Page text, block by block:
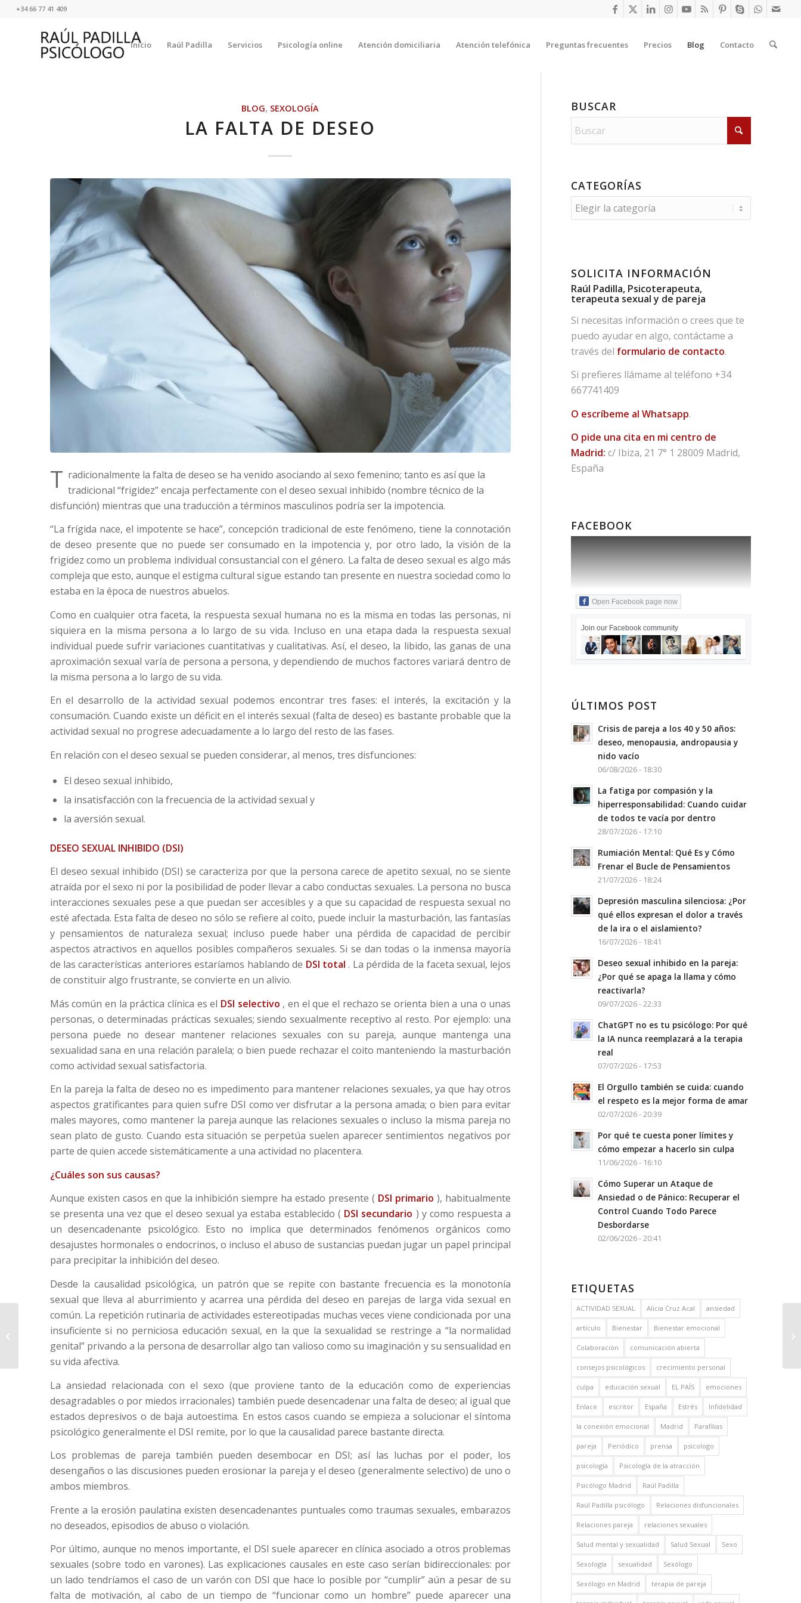
+34 66 77 41 409
Inicio Raúl Padilla Servicios Psicología online Atención domiciliaria Atención telefónica Preguntas frecuentes Precios Blog Contacto
BLOG, SEXOLOGÍA
LA FALTA DE DESEO
T radicionalmente la falta de deseo se ha venido asociando al sexo femenino; tanto es así que la
tradicional “frigidez” encaja perfectamente con el deseo sexual inhibido (nombre técnico de la
disfunción) mientras que una traducción a términos masculinos podría ser la impotencia.
“La frígida nace, el impotente se hace”, concepción tradicional de este fenómeno, tiene la connotación
de deseo presente que no puede ser consumado en la impotencia y, por otro lado, la visión de la
frigidez como un problema individual consustancial con el género. La falta de deseo sexual es algo más
compleja que esto, aunque el estigma cultural sigue estando tan presente en nuestra sociedad como lo
estaba en la época de nuestros abuelos.
Como en cualquier otra faceta, la respuesta sexual humana no es la misma en todas las personas, ni
siquiera en la misma persona a lo largo de su vida. Incluso en una etapa dada la respuesta sexual
individual puede sufrir variaciones cuantitativas y cualitativas. Así, el deseo, la libido, las ganas de una
aproximación sexual varía de persona a persona, y dependiendo de muchos factores variará dentro de
la misma persona a lo largo de su vida.
En el desarrollo de la actividad sexual podemos encontrar tres fases: el interés, la excitación y la
consumación. Cuando existe un déficit en el interés sexual (falta de deseo) es bastante probable que la
actividad sexual no progrese adecuadamente a lo largo del resto de las fases.
En relación con el deseo sexual se pueden considerar, al menos, tres disfunciones:
El deseo sexual inhibido,
la insatisfacción con la frecuencia de la actividad sexual y
la aversión sexual.
DESEO SEXUAL INHIBIDO (DSI)
El deseo sexual inhibido (DSI) se caracteriza por que la persona carece de apetito sexual, no se siente
atraída por el sexo ni por la posibilidad de poder llevar a cabo conductas sexuales. La persona no busca
interacciones sexuales pese a que puedan ser accesibles y a que su capacidad de respuesta sexual no
esté afectada. Esta falta de deseo no sólo se refiere al coito, puede incluir la masturbación, las fantasías
y pensamientos de naturaleza sexual; incluso puede haber una pérdida de capacidad de percibir
aspectos atractivos en aquellos posibles compañeros sexuales. Si se dan todas o la inmensa mayoría
de las características anteriores estaríamos hablando de DSI total. La pérdida de la faceta sexual, lejos
de constituir algo frustrante, se convierte en un alivio.
Más común en la práctica clínica es el DSI selectivo , en el que el rechazo se orienta bien a una o unas
personas, o determinadas prácticas sexuales; siendo sexualmente receptivo al resto. Por ejemplo: una
persona puede no desear mantener relaciones sexuales con su pareja, aunque mantenga una
sexualidad sana en una relación paralela; o bien puede rechazar el coito manteniendo la masturbación
como actividad sexual satisfactoria.
En la pareja la falta de deseo no es impedimento para mantener relaciones sexuales, ya que hay otros
aspectos gratificantes para quien sufre DSI como ver disfrutar a la persona amada; o bien para evitar
males mayores, como mantener la pareja aunque las relaciones sexuales o incluso la misma pareja no
sean plato de gusto. Cuando esta situación se perpetúa suelen aparecer sentimientos negativos por
parte de quien accede sistemáticamente a una actividad no placentera.
¿Cuáles son sus causas?
Aunque existen casos en que la inhibición siempre ha estado presente ( DSI primario), habitualmente
se presenta una vez que el deseo sexual ya estaba establecido ( DSI secundario ) y como respuesta a
un desencadenante psicológico. Esto no implica que determinados fenómenos orgánicos como
desajustes hormonales o endocrinos, o incluso el abuso de sustancias puedan jugar un papel principal
para precipitar la inhibición del deseo.
Desde la causalidad psicológica, un patrón que se repite con bastante frecuencia es la monotonía
sexual que lleva al aburrimiento y acarrea una pérdida del deseo en parejas de larga vida sexual en
común. La repetición rutinaria de actividades estereotipadas muchas veces viene condicionada por una
insuficiente si no perniciosa educación sexual, en la que la sexualidad se restringe a “la normalidad
genital” privando a la persona de desarrollar algo tan valioso como su imaginación y su sensualidad en
su vida afectiva.
La ansiedad relacionada con el sexo (que proviene tanto de la educación como de experiencias
desagradables o por miedos irracionales) también puede desencadenar una falta de deseo; al igual que
estados depresivos o de baja autoestima. En estos casos cuando se empieza a solucionar el síntoma
psicológico generalmente el DSI remite, por lo que la causalidad parece bastante directa.
Los problemas de pareja también pueden desembocar en DSI; así las luchas por el poder, los
desengaños o las discusiones pueden erosionar la pareja y el deseo (generalmente selectivo) de uno o
ambos miembros.
Frente a la erosión paulatina existen desencadenantes puntuales como traumas sexuales, embarazos
no deseados, episodios de abuso o violación.
Por último, aunque no menos importante, el DSI suele aparecer en clínica asociado a otros problemas
sexuales (sobre todo en varones). Las explicaciones causales en este caso serían bidireccionales: por
un lado tendríamos el caso de un varón con DSI que hace lo posible por “cumplir” aún a pesar de su
falta de motivación, al cabo de un tiempo de “funcionar como un hombre” puede aparecer una
BUSCAR
CATEGORÍAS
Categorías
SOLICITA INFORMACIÓN
Raúl Padilla, Psicoterapeuta,
terapeuta sexual y de pareja
Si necesitas información o crees que te
puedo ayudar en algo, contáctame a
través del formulario de contacto.
Si prefieres llámame al teléfono +34
667741409
O escríbeme al Whatsapp.
O pide una cita en mi centro de
Madrid: c/ Ibiza, 21 7° 1 28009 Madrid,
España
FACEBOOK
Open Facebook page now
Join our Facebook community
ÚLTIMOS POST
Crisis de pareja a los 40 y 50 años:
deseo, menopausia, andropausia y
nido vacío
06/08/2026 - 18:30
La fatiga por compasión y la
hiperresponsabilidad: Cuando cuidar
de todos te vacía por dentro
28/07/2026 - 17:10
Rumiación Mental: Qué Es y Cómo
Frenar el Bucle de Pensamientos
21/07/2026 - 18:24
Depresión masculina silenciosa: ¿Por
qué ellos expresan el dolor a través
de la ira o el aislamiento?
16/07/2026 - 18:41
Deseo sexual inhibido en la pareja:
¿Por qué se apaga la llama y cómo
reactivarla?
09/07/2026 - 22:33
ChatGPT no es tu psicólogo: Por qué
la IA nunca reemplazará a la terapia
real
07/07/2026 - 17:53
El Orgullo también se cuida: cuando
el respeto es la mejor forma de amar
02/07/2026 - 20:39
Por qué te cuesta poner límites y
cómo empezar a hacerlo sin culpa
11/06/2026 - 16:10
Cómo Superar un Ataque de
Ansiedad o de Pánico: Recuperar el
Control Cuando Todo Parece
Desbordarse
02/06/2026 - 20:41
ETIQUETAS
ACTIVIDAD SEXUAL Alicia Cruz Acal ansiedad
artículo Bienestar Bienestar emocional
Colaboración comunicación abierta
consejos psicológicos crecimiento personal
culpa educación sexual EL PAÍS emociones
Enlace escritor España Estrés Infidelidad
la conexión emocional Madrid Parafilias
pareja Periódico prensa psicologo
psicología Psicología de la atracción
Psicólogo Madrid Raúl Padilla
Raúl Padilla psicólogo Relaciones disfuncionales
Relaciones pareja relaciones sexuales
Salud mental y sexualidad Salud Sexual Sexo
Sexología sexualidad Sexólogo
Sexólogo en Madrid terapia de pareja
duele la cabeza. TVE
Tenemos que hablar